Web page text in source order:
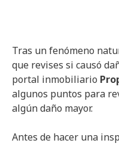
Tras un fenómeno
que revises si causó
portal inmobiliario
algunos puntos para
algún daño mayor.
Antes de hacer una